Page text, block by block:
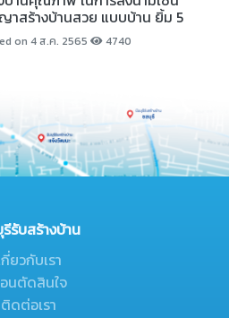
สร้างบ้านสวย แบบบ้าน ยิ้ม 5
on 4 ส.ค. 2565 4740
รับสร้างบ้าน
กี่ยวกับเรา
นตัดสินใจ
ติดต่อเรา